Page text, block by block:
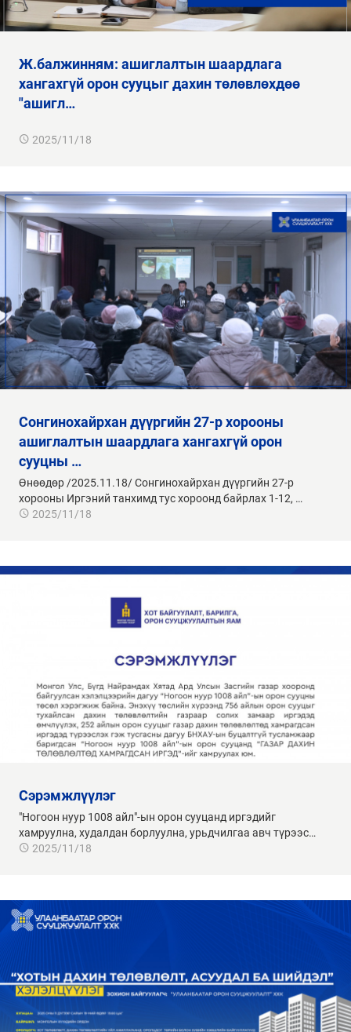
ж.балжинням: ашиглалтын шаардлага
хангахгүй орон сууцыг дахин төлөвлөхдөө
"ашигл…
2025/11/18
сонгинохайрхан дүүргийн 27-р хорооны
ашиглалтын шаардлага хангахгүй орон
сууцны …
Өнөөдөр /2025.11.18/ Сонгинохайрхан дүүргийн 27-р
хорооны Иргэний танхимд тус хороонд байрлах 1-12, …
2025/11/18
сэрэмжлүүлэг
"Ногоон нуур 1008 айл"-ын орон сууцанд иргэдийг
хамруулна, худалдан борлуулна, урьдчилгаа авч түрээс…
2025/11/18